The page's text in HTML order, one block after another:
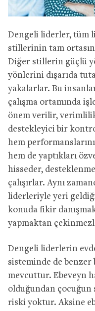
Dengeli liderler, tüm
stillerinin tam
Diğer stillerin güçlü
yönlerini dışarıda
yakalarlar. Bu
çalışma ortamında
önem verilir,
destekleyici bir
hem
hem de yaptıkları
hisseder,
çalışırlar. Aynı
liderleriyle yeri
konuda fikir
yapmaktan
Dengeli liderlerin
sisteminde de benzer
mevcuttur. Ebeveyn
olduğundan çocuğun
riski yoktur. Aksine